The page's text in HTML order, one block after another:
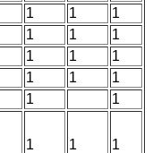
1 1
1
1 1
1
1 1
1
1 1
1
1 1
1 1 1